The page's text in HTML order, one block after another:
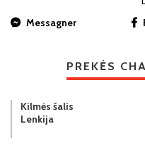
Messagner
PREKĖS
Kilmės šalis
Lenkija